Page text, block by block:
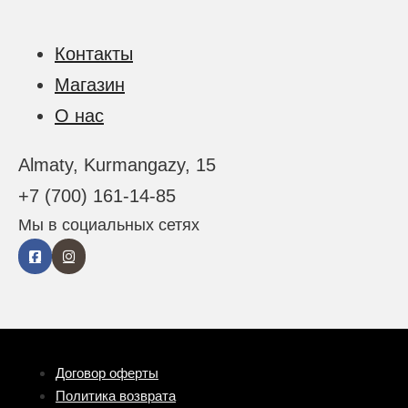
Контакты
Магазин
О нас
Almaty, Kurmangazy, 15
+7 (700) 161-14-85
Мы в социальных сетях
Договор оферты
Политика возврата